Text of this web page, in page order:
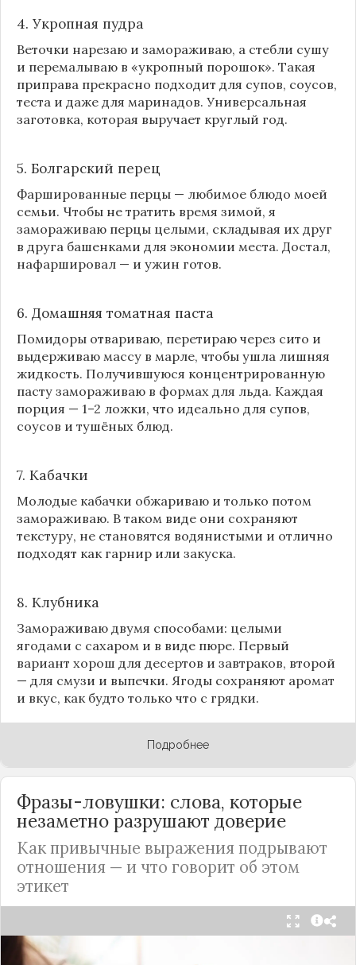
4. Укропная пудра
Веточки нарезаю и замораживаю, а стебли сушу
и перемалываю в «укропный порошок». Такая
приправа прекрасно подходит для супов, соусов,
теста и даже для маринадов. Универсальная
заготовка, которая выручает круглый год.
5. Болгарский перец
Фаршированные перцы — любимое блюдо моей
семьи. Чтобы не тратить время зимой, я
замораживаю перцы целыми, складывая их друг
в друга башенками для экономии места. Достал,
нафаршировал — и ужин готов.
6. Домашняя томатная паста
Помидоры отвариваю, перетираю через сито и
выдерживаю массу в марле, чтобы ушла лишняя
жидкость. Получившуюся концентрированную
пасту замораживаю в формах для льда. Каждая
порция — 1–2 ложки, что идеально для супов,
соусов и тушёных блюд.
7. Кабачки
Молодые кабачки обжариваю и только потом
замораживаю. В таком виде они сохраняют
текстуру, не становятся водянистыми и отлично
подходят как гарнир или закуска.
8. Клубника
Замораживаю двумя способами: целыми
ягодами с сахаром и в виде пюре. Первый
вариант хорош для десертов и завтраков, второй
— для смузи и выпечки. Ягоды сохраняют аромат
и вкус, как будто только что с грядки.
Подробнее
Фразы-ловушки: слова, которые
незаметно разрушают доверие
Как привычные выражения подрывают
отношения — и что говорит об этом
этикет
Мы часто думаем, что доверие рушится из-за
серьёзных предательств. Но на самом деле оно